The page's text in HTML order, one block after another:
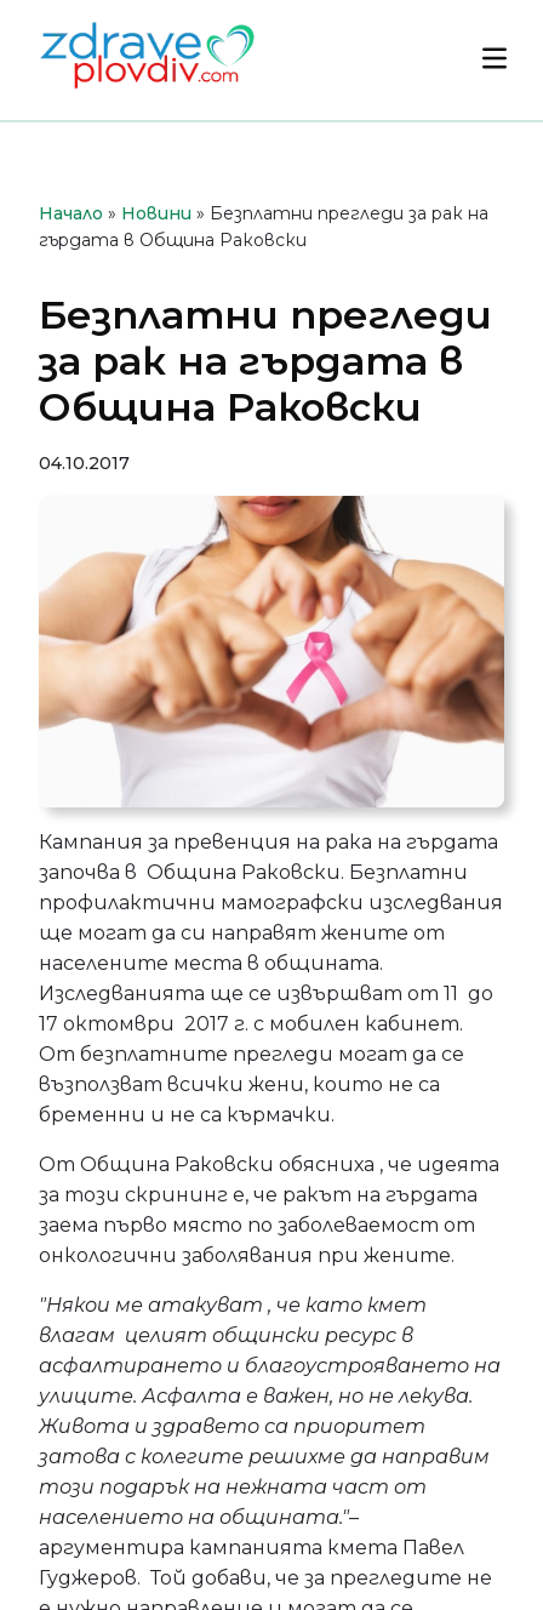
съдържанието
Начало » Новини » Безплатни прегледи за рак на
гърдата в Община Раковски
Безплатни прегледи
за рак на гърдата в
Община Раковски
04.10.2017
Кампания за превенция на рака на гърдата
започва в Община Раковски. Безплатни
профилактични мамографски изследвания
ще могат да си направят жените от
населените места в общината.
Изследванията ще се извършват от 11 до
17 октомври 2017 г. с мобилен кабинет.
От безплатните прегледи могат да се
възползват всички жени, които не са
бременни и не са кърмачки.
От Община Раковски обясниха , че идеята
за този скрининг е, че ракът на гърдата
заема първо място по заболеваемост от
онкологични заболявания при жените.
"Някои ме атакуват , че като кмет
влагам целият общински ресурс в
асфалтирането и благоустрояването на
улиците. Асфалта е важен, но не лекува.
Живота и здравето са приоритет
затова с колегите решихме да направим
този подарък на нежната част от
населението на общината."–
аргументира кампанията кмета Павел
Гуджеров. Той добави, че за прегледите не